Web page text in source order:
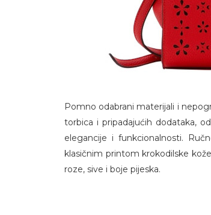
Pomno odabrani materijali i
torbica i pripadajućih dodataka,
elegancije i funkcionalnosti.
klasičnim printom krokodilske
roze, sive i boje pijeska.